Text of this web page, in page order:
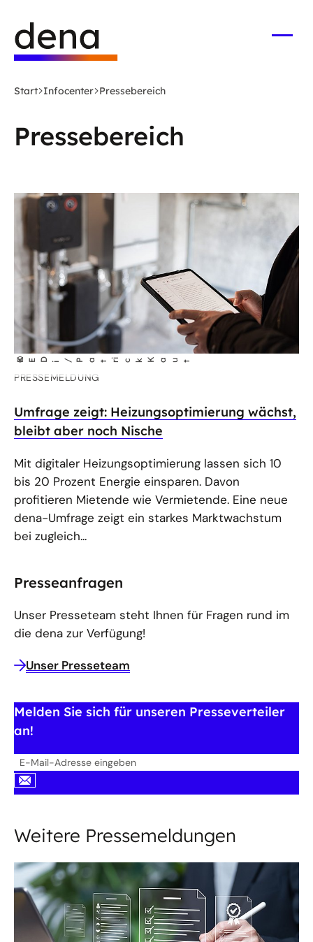
Hauptinhalt
springen
Deutsche
Energie-
Agentur
-
Startseite
Start Infocenter Pressebereich
Pressebereich
©
KED i
/Pa tr ick Kaut
PRESSEMELDUNG
Umfrage zeigt: Heizungsoptimierung wächst,
bleibt aber noch Nische
Mit digitaler Heizungsoptimierung lassen sich 10
bis 20 Prozent Energie einsparen. Davon
profitieren Mietende wie Vermietende. Eine neue
dena-Umfrage zeigt ein starkes Marktwachstum
bei zugleich...
Presseanfragen
Unser Presseteam steht Ihnen für Fragen rund im
die dena zur Verfügung!
Unser Presseteam
Melden Sie sich für unseren Presseverteiler
an!
E-
Mail-
Adresse
abschicken
Weitere Pressemeldungen